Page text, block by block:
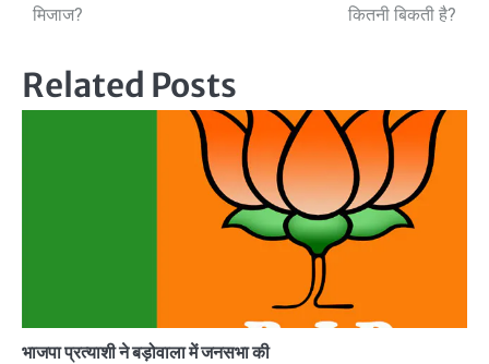
मिजाज?
कितनी बिकती है?
Related Posts
भाजपा प्रत्याशी ने बड़ोवाला में जनसभा की